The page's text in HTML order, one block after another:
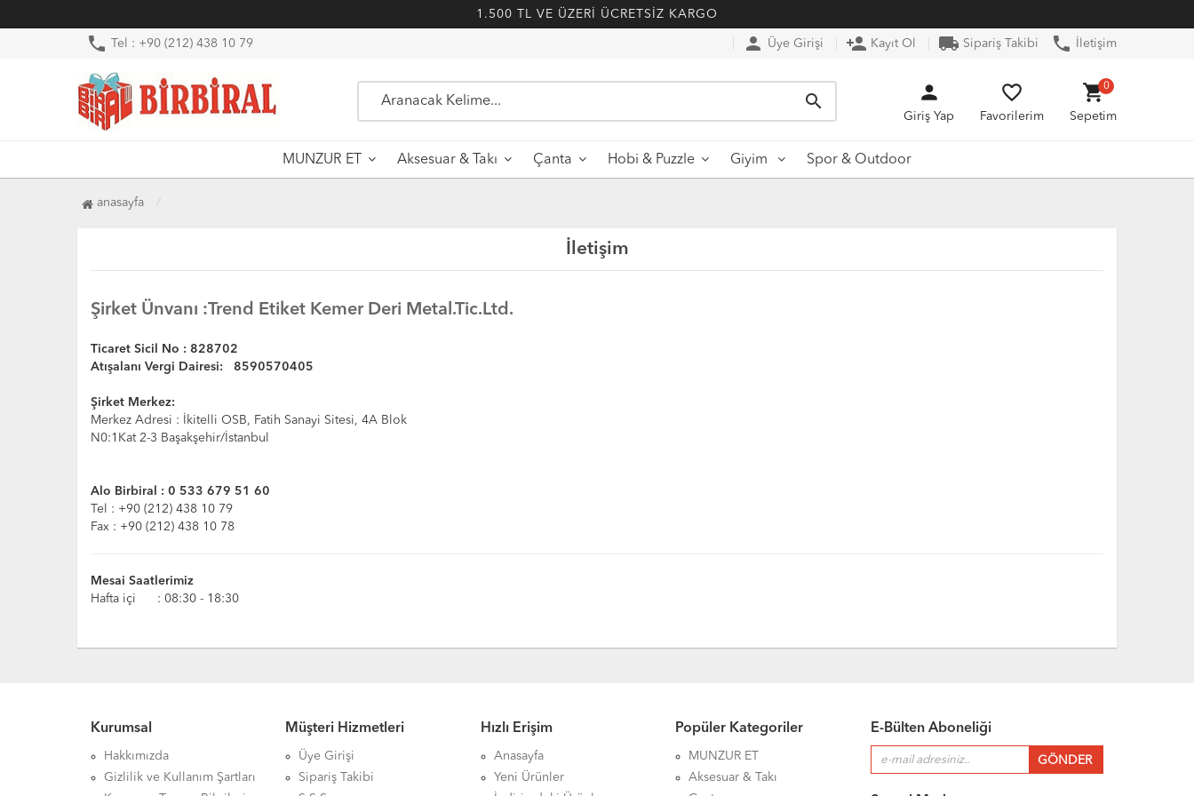
1.500 TL VE ÜZERİ ÜCRETSİZ KARGO
phone Tel : +90 (212) 438 10 79 person Üye Girişi person_add Kayıt Ol local_shipping Sipariş Takibi phone İletişim
search person
Giriş Yap
favorite_border
Favorilerim
shopping_cart
Sepetim
0
MUNZUR ET Aksesuar & Takı Çanta Hobi & Puzzle Giyim Spor & Outdoor
anasayfa
İletişim
Şirket Ünvanı :Trend Etiket Kemer Deri Metal.Tic.Ltd.
Ticaret Sicil No : 828702
Atışalanı Vergi Dairesi:
8590570405
Şirket Merkez:
Merkez Adresi : İkitelli OSB, Fatih Sanayi Sitesi, 4A Blok
N0:1Kat 2-3 Başakşehir/İstanbul
Alo Birbiral : 0 533 679 51 60
Tel : +90 (212) 438 10 79
Fax : +90 (212) 438 10 78
Mesai Saatlerimiz
Hafta içi : 08:30 - 18:30
Kurumsal
Hakkımızda
Gizlilik ve Kullanım Şartları
Müşteri Hizmetleri
Üye Girişi
Sipariş Takibi
Hızlı Erişim
Anasayfa
Yeni Ürünler
Popüler Kategoriler
MUNZUR ET
Aksesuar & Takı
E-Bülten Aboneliği